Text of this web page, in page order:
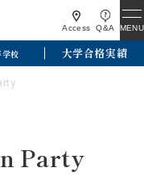
Access Q&A MENU
校 大学合格実績
Party